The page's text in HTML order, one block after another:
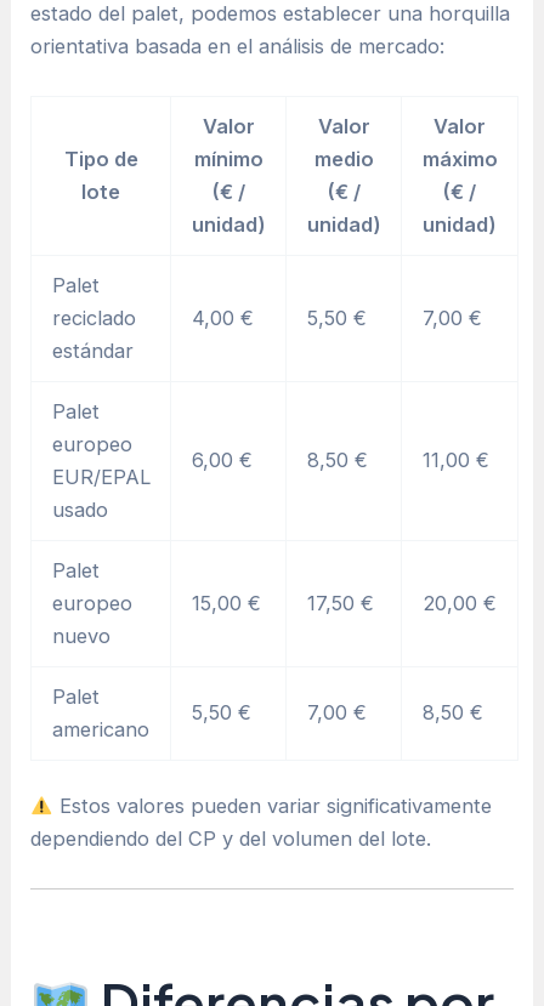
estado del palet, podemos establecer una horquilla
orientativa basada en el análisis de mercado:
Tipo de
lote
Valor
mínimo
(€ /
unidad)
Valor
medio
(€ /
unidad)
Valor
máximo
(€ /
unidad)
Palet
reciclado
estándar
4,00 € 5,50 € 7,00 €
Palet
europeo
EUR/EPAL
usado
6,00 € 8,50 € 11,00 €
Palet
europeo
nuevo
15,00 € 17,50 € 20,00 €
Palet
americano
5,50 € 7,00 € 8,50 €
Estos valores pueden variar significativamente
dependiendo del CP y del volumen del lote.